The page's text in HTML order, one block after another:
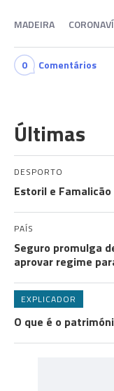
MADEIRA
0 Comentários
Últimas
DESPORTO
Estoril e
PAÍS
Seguro promulga
aprovar regime
EXPLICADOR
O que é o